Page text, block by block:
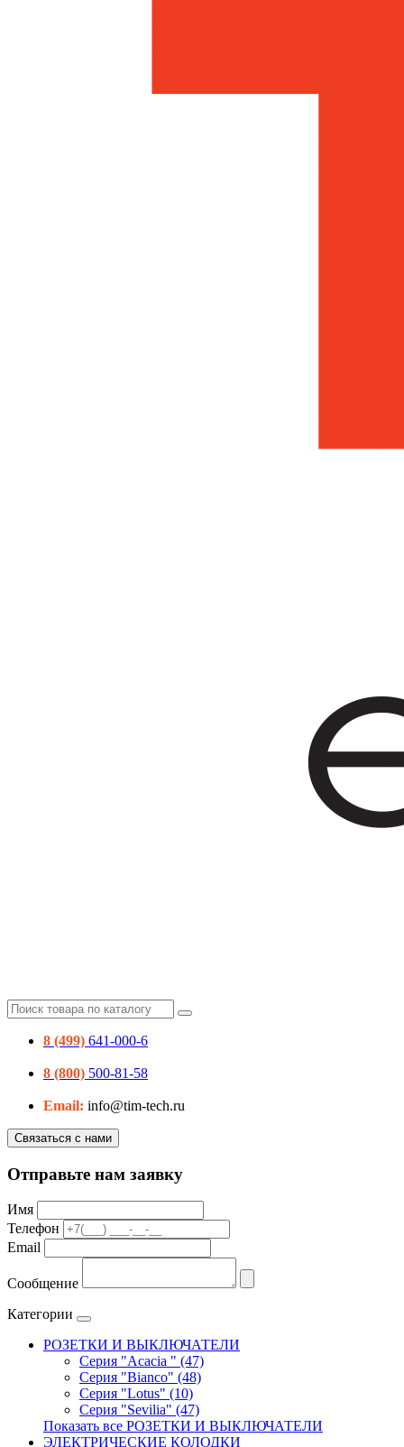
8 (499) 641-000-6
8 (800) 500-81-58
Email: info@tim-tech.ru
Связаться с нами
Отправьте нам заявку
Имя
Телефон
Email
Сообщение
Категории
РОЗЕТКИ И ВЫКЛЮЧАТЕЛИ
Серия "Acacia " (47)
Серия "Bianco" (48)
Серия "Lotus" (10)
Серия "Sevilia" (47)
Показать все РОЗЕТКИ И ВЫКЛЮЧАТЕЛИ
ЭЛЕКТРИЧЕСКИЕ КОЛОДКИ